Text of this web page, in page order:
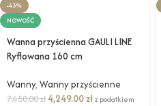
-43%
NOWOŚĆ
Wanna przyścienna GAULI LINE
Ryflowana 160 cm
Wanny, Wanny przyścienne
7,450.00zł 4,249.00 złz podatkiem